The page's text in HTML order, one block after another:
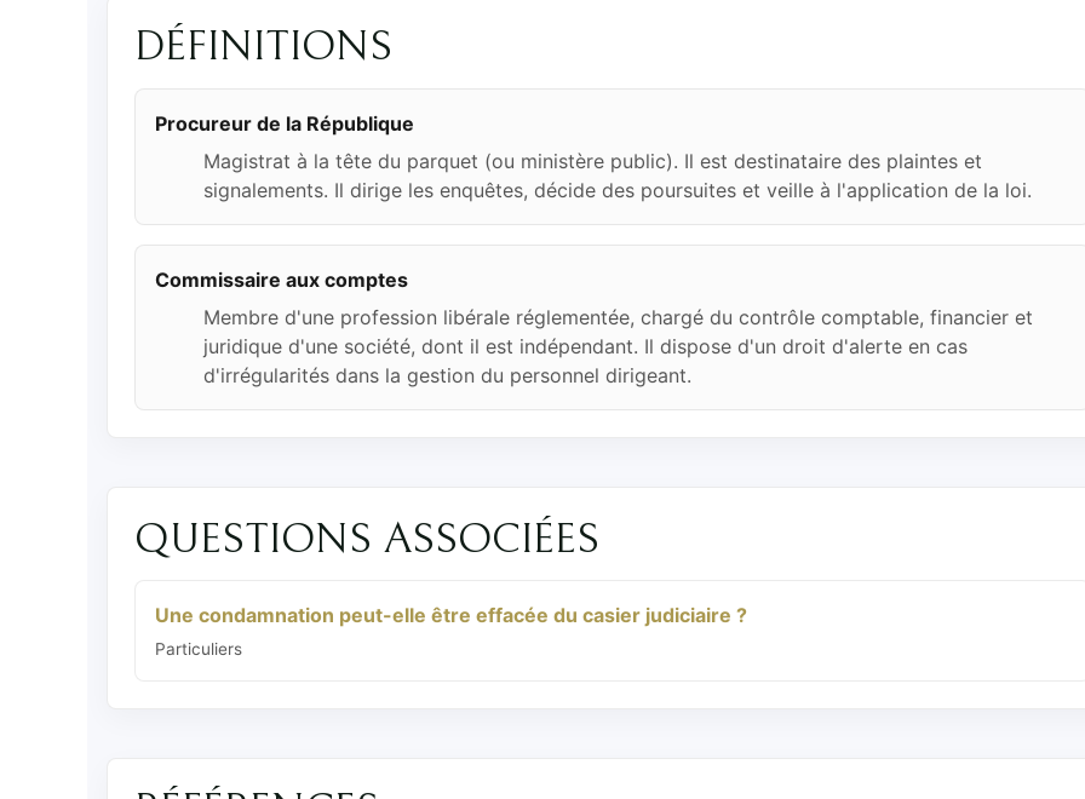
DÉFINITIONS
Procureur de la République
Magistrat à la tête du parquet (ou ministère public). Il est destinataire des plaintes et
signalements. Il dirige les enquêtes, décide des poursuites et veille à l'application de la loi.
Commissaire aux comptes
Membre d'une profession libérale réglementée, chargé du contrôle comptable, financier et
juridique d'une société, dont il est indépendant. Il dispose d'un droit d'alerte en cas
d'irrégularités dans la gestion du personnel dirigeant.
QUESTIONS ASSOCIÉES
Une condamnation peut-elle être effacée du casier judiciaire ?
Particuliers